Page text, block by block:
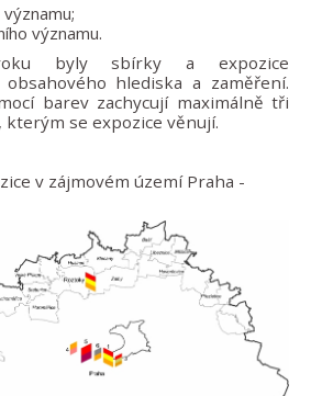
významu.
byly sbírky a expozice
hlediska a zaměření.
barev zachycují maximálně tři
se expozice věnují.
v zájmovém území Praha -